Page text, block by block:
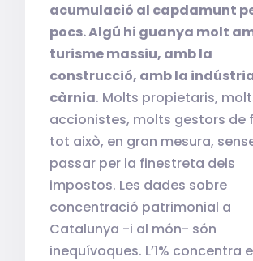
acumulació al capdamunt
pocs. Algú hi guanya molt
turisme massiu, amb la
construcció, amb la
càrnia. Molts propietaris,
accionistes, molts gestors de
tot això, en gran mesura,
passar per la finestreta dels
impostos. Les dades sobre
concentració patrimonial a
Catalunya -i al món- són
inequívoques. L’1% concentra